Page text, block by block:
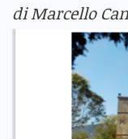
di Marcello